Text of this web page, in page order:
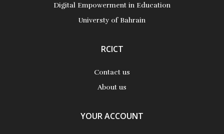
Digital Empowerment in Education
Universty of Bahrain
RCICT
Contact us
About us
YOUR ACCOUNT